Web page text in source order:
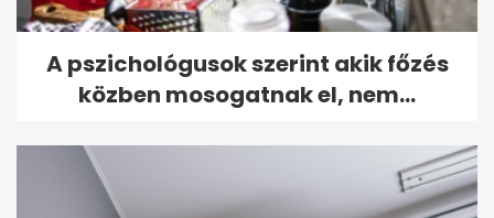
A pszichológusok szerint akik főzés
közben mosogatnak el, nem...